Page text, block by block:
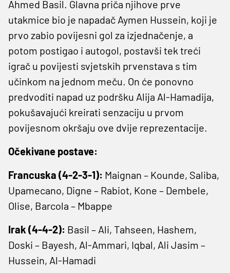
Ahmed Basil. Glavna priča njihove prve
utakmice bio je napadač Aymen Hussein, koji je
prvo zabio povijesni gol za izjednačenje, a
potom postigao i autogol, postavši tek treći
igrač u povijesti svjetskih prvenstava s tim
učinkom na jednom meču. On će ponovno
predvoditi napad uz podršku Alija Al-Hamadija,
pokušavajući kreirati senzaciju u prvom
povijesnom okršaju ove dvije reprezentacije.
Očekivane postave:
Francuska (4-2-3-1): Maignan – Kounde, Saliba,
Upamecano, Digne – Rabiot, Kone – Dembele,
Olise, Barcola – Mbappe
Irak (4-4-2): Basil – Ali, Tahseen, Hashem,
Doski – Bayesh, Al-Ammari, Iqbal, Ali Jasim –
Hussein, Al-Hamadi